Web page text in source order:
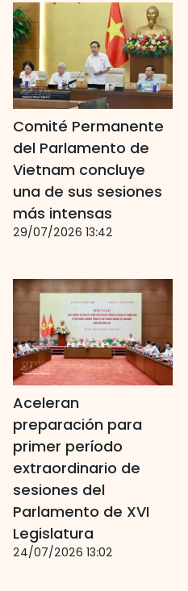
Comité Permanente
del Parlamento de
Vietnam concluye
una de sus sesiones
más intensas
29/07/2026 13:42
Aceleran
preparación para
primer período
extraordinario de
sesiones del
Parlamento de XVI
Legislatura
24/07/2026 13:02